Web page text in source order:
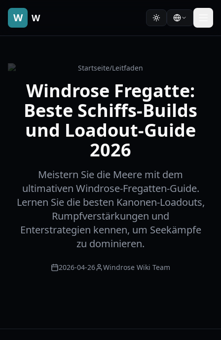
W W
Startseite/Leitfaden
Windrose Fregatte:
Beste Schiffs-Builds
und Loadout-Guide
2026
Meistern Sie die Meere mit dem
ultimativen Windrose-Fregatten-Guide.
Lernen Sie die besten Kanonen-Loadouts,
Rumpfverstärkungen und
Enterstrategien kennen, um Seekämpfe
zu dominieren.
2026-04-26 Windrose Wiki Team